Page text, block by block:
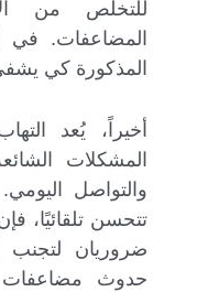
للتخلص من
المضاعفات. في
المذكورة كي
أخيراً، يُعد
المشكلات
والتواصل
تتحسن تلقائيًا،
ضروريان لتجنب
حدوث مضاعفات